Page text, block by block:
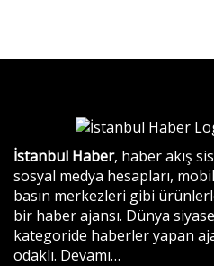
İstanbul Haber, haber akış
sosyal medya hesapları,
basın merkezleri gibi
bir haber ajansı. Dünya
kategoride haberler yapan
odaklı. Devamı…